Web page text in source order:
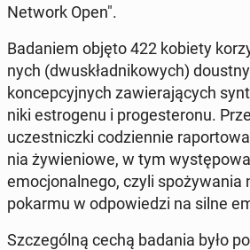
Network Open".
Ba­da­niem objęto 422 kobiety
nych (dwu­skład­ni­ko­wych)
kon­cep­cyj­nych za­wie­ra­ją­cych
ni­ki es­tro­ge­nu i pro­ge­ste­ro­nu.
uczest­nicz­ki co­dzien­nie
nia ży­wie­nio­we, w tym
emo­cjo­nal­ne­go, czyli spo­ży­wa­nia
pokarmu w od­po­wie­dzi na silne
Szcze­gól­ną cechą badania było